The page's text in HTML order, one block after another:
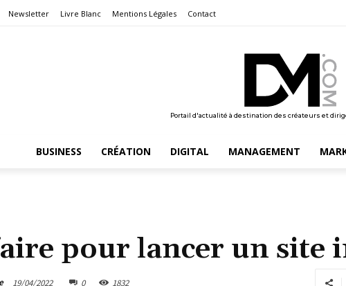
Newsletter Livre Blanc Mentions Légales Contact
Portail d'actualité à destination des créateurs et
BUSINESS CRÉATION DIGITAL MANAGEMENT
pour lancer un site
19/04/2022 0 1832